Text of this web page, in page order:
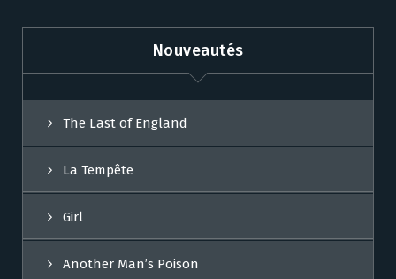
Nouveautés
The Last of England
La Tempête
Girl
Another Man’s Poison